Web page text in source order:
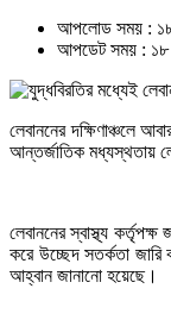
আপলোড সময় :
আপডেট সময় :
লেবাননের দক্ষিণাঞ্চলে
আন্তর্জাতিক মধ্যস্থতায়
লেবাননের স্বাস্থ্য
করে উচ্ছেদ সতর্কতা জারি
আহ্বান জানানো হয়েছে।